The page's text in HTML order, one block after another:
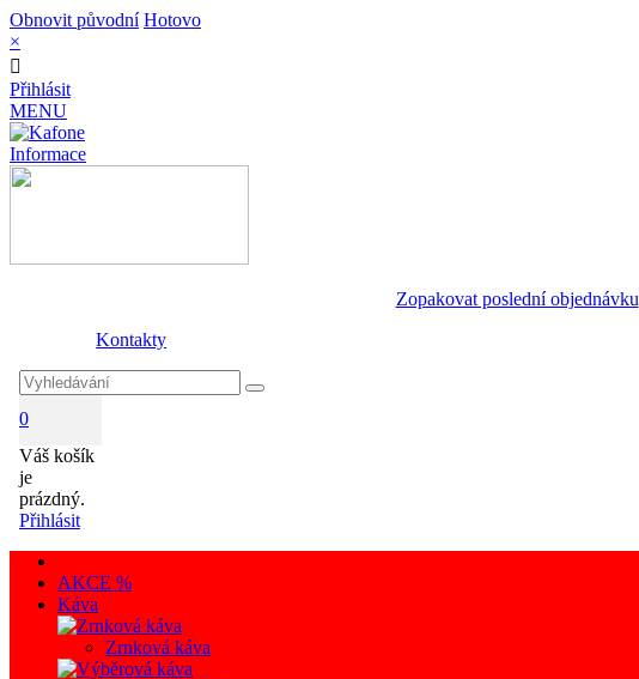
Obnovit původní Hotovo
×
Přihlásit
MENU
Informace
Zopakovat poslední objednávku
Kontakty
0
Váš košík
je
prázdný.
Přihlásit
AKCE %
Káva
Zrnková káva